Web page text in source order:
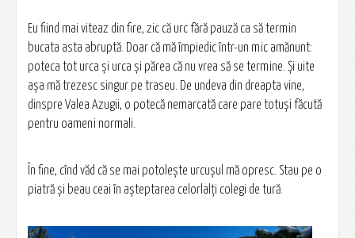
Eu fiind mai viteaz din fire, zic că urc fără pauză ca să termin
bucata asta abruptă. Doar că mă împiedic într-un mic amănunt:
poteca tot urca și urca și părea că nu vrea să se termine. Și uite
așa mă trezesc singur pe traseu. De undeva din dreapta vine,
dinspre Valea Azugii, o potecă nemarcată care pare totuși făcută
pentru oameni normali.
În fine, cînd văd că se mai potolește urcușul mă opresc. Stau pe o
piatră și beau ceai în așteptarea celorlalți colegi de tură.